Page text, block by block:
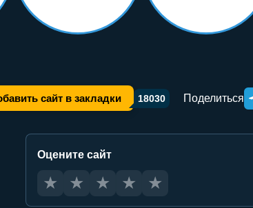
сайт в закладки 18030 Поделиться
Оцените сайт
★ ★ ★ ★ ★